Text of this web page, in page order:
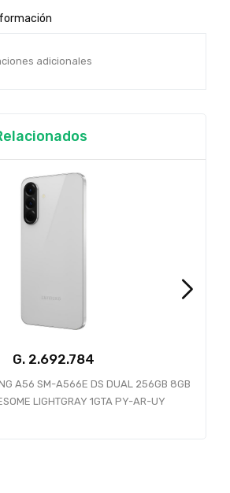
adicionales
G.
A56 SM-A566E DS DUAL 256GB 8GB
LIGHTGRAY 1GTA PY-AR-UY